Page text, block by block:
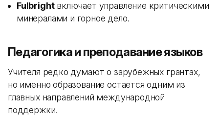
Fulbrightвключает управление критическими
минералами и горное дело.
Педагогика и преподавание языков
Учителя редко думают о зарубежных грантах,
но именно образование остается одним из
главных направлений международной
поддержки.